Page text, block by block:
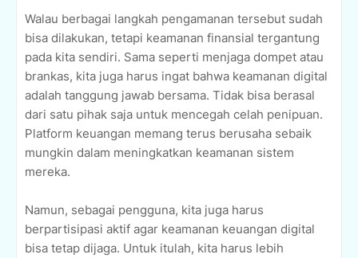
Walau berbagai langkah pengamanan tersebut sudah
bisa dilakukan, tetapi keamanan finansial tergantung
pada kita sendiri. Sama seperti menjaga dompet atau
brankas, kita juga harus ingat bahwa keamanan digital
adalah tanggung jawab bersama. Tidak bisa berasal
dari satu pihak saja untuk mencegah celah penipuan.
Platform keuangan memang terus berusaha sebaik
mungkin dalam meningkatkan keamanan sistem
mereka.
Namun, sebagai pengguna, kita juga harus
berpartisipasi aktif agar keamanan keuangan digital
bisa tetap dijaga. Untuk itulah, kita harus lebih